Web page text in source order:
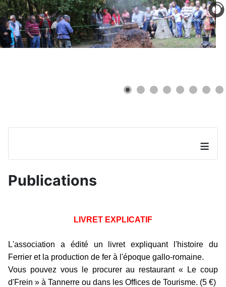
≡
Publications
LIVRET EXPLICATIF
L'association a édité un livret expliquant l'histoire du
Ferrier et la production de fer à l'époque gallo-romaine.
Vous pouvez vous le procurer au restaurant « Le coup
d'Frein » à Tannerre ou dans les Offices de Tourisme. (5 €)